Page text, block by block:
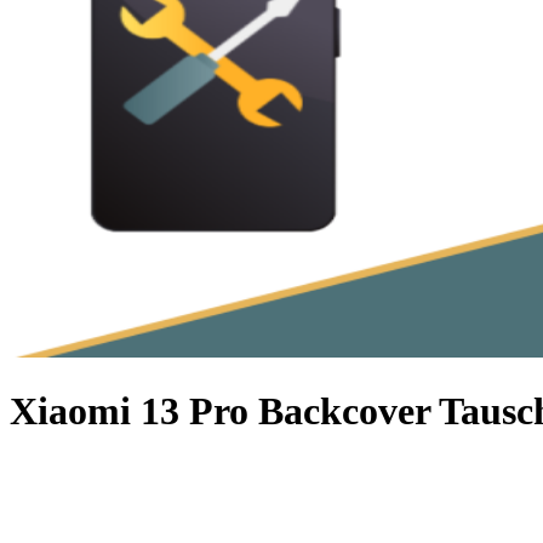
Xiaomi 13 Pro Backcover